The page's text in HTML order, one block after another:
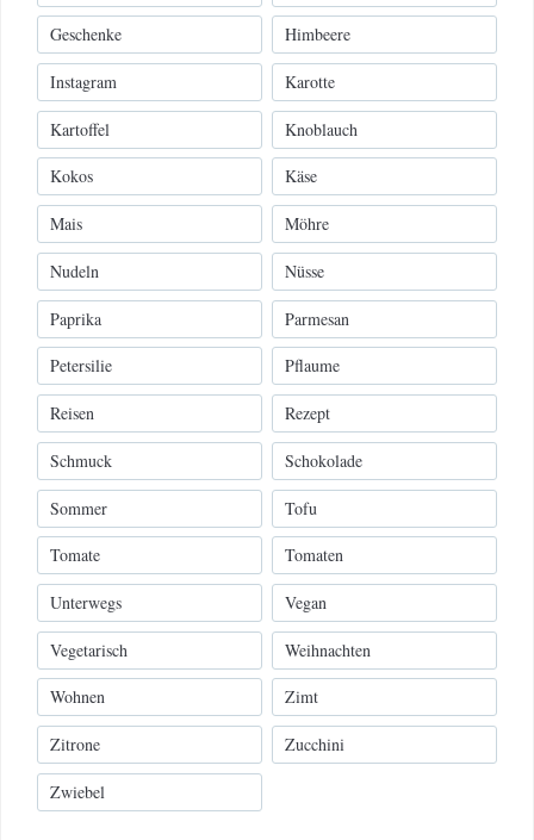
Geschenke Himbeere
Instagram Karotte
Kartoffel Knoblauch
Kokos Käse
Mais Möhre
Nudeln Nüsse
Paprika Parmesan
Petersilie Pflaume
Reisen Rezept
Schmuck Schokolade
Sommer Tofu
Tomate Tomaten
Unterwegs Vegan
Vegetarisch Weihnachten
Wohnen Zimt
Zitrone Zucchini
Zwiebel